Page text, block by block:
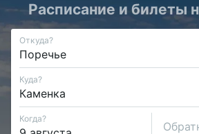
Расписание и билеты
Откуда?
Куда?
Когда?